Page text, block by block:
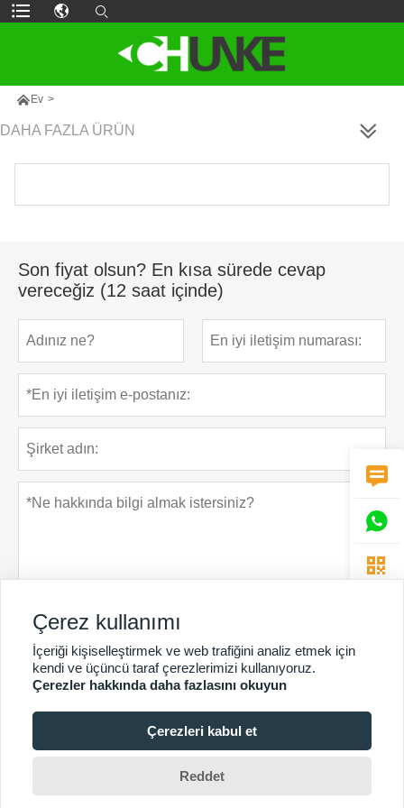
 Ev >
DAHA FAZLA ÜRÜN
Son fiyat olsun? En kısa sürede cevap
vereceğiz (12 saat içinde)
Gönder Gizlilik Politikası
DAHA FAZLA HIZMET
Telif Hakkı © Guangzhou Chunke Çevre Teknolojisi Ltd.Şti.E-



Çerez kullanımı
İçeriği kişiselleştirmek ve web trafiğini analiz etmek için
kendi ve üçüncü taraf çerezlerimizi kullanıyoruz.
Çerezler hakkında daha fazlasını okuyun
Çerezleri kabul et
Reddet